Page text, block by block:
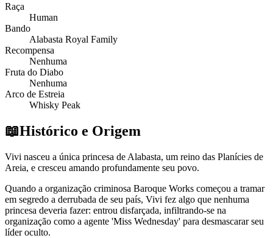
Raça
Human
Bando
Alabasta Royal Family
Recompensa
Nenhuma
Fruta do Diabo
Nenhuma
Arco de Estreia
Whisky Peak
📖Histórico e Origem
Vivi nasceu a única princesa de Alabasta, um reino das Planícies de
Areia, e cresceu amando profundamente seu povo.
Quando a organização criminosa Baroque Works começou a tramar
em segredo a derrubada de seu país, Vivi fez algo que nenhuma
princesa deveria fazer: entrou disfarçada, infiltrando-se na
organização como a agente 'Miss Wednesday' para desmascarar seu
líder oculto.